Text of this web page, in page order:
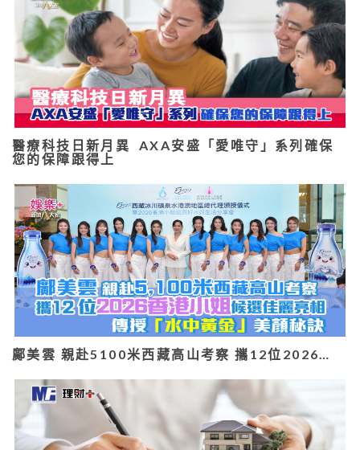
醫療科技日新月異 AXA安盛「愛唯守」系列確保
您的保障跟得上
鄺美雲 親赴5100米西藏高山考察 攜12位2026…